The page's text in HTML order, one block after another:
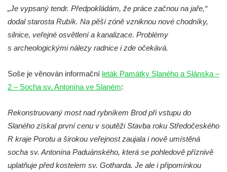
Poslední dochovaný tramvajový sloup na
Pražské třídě v Českých Budějovicích
Socha svatého Jana Nepomuckého Na
Sadech u Mlýnské stoky v Českých
Sochy brouků u Mlýnské stoky v Českých
Budějovicích
Socha svatého Vincence Ferrerského na
nádvoří kláštera dominikánů v Českých
Budějovicích
„Je vypsaný tendr. Předpokládám, že práce začnou na jaře,“
dodal starosta Rubík. Na pěší zóně vzniknou nové chodníky,
silnice, veřejné osvětlení a kanalizace. Problémy
s archeologickými nálezy radnice i zde očekává.
Soše je věnován informační leták Památky Slaného a Slánska –
2 – Socha sv. Antonína ve Slaném:
Rekonstruovaný most nad rybníkem Brod při vstupu do
Slaného získal první cenu v soutěži Stavba roku Středočeského
R kraje Porotu a širokou veřejnost zaujala i nově umístěná
socha sv. Antonína Paduánského, která se pohledově příznivě
uplatňuje před kostelem sv. Gotharda. Je ale i připomínkou